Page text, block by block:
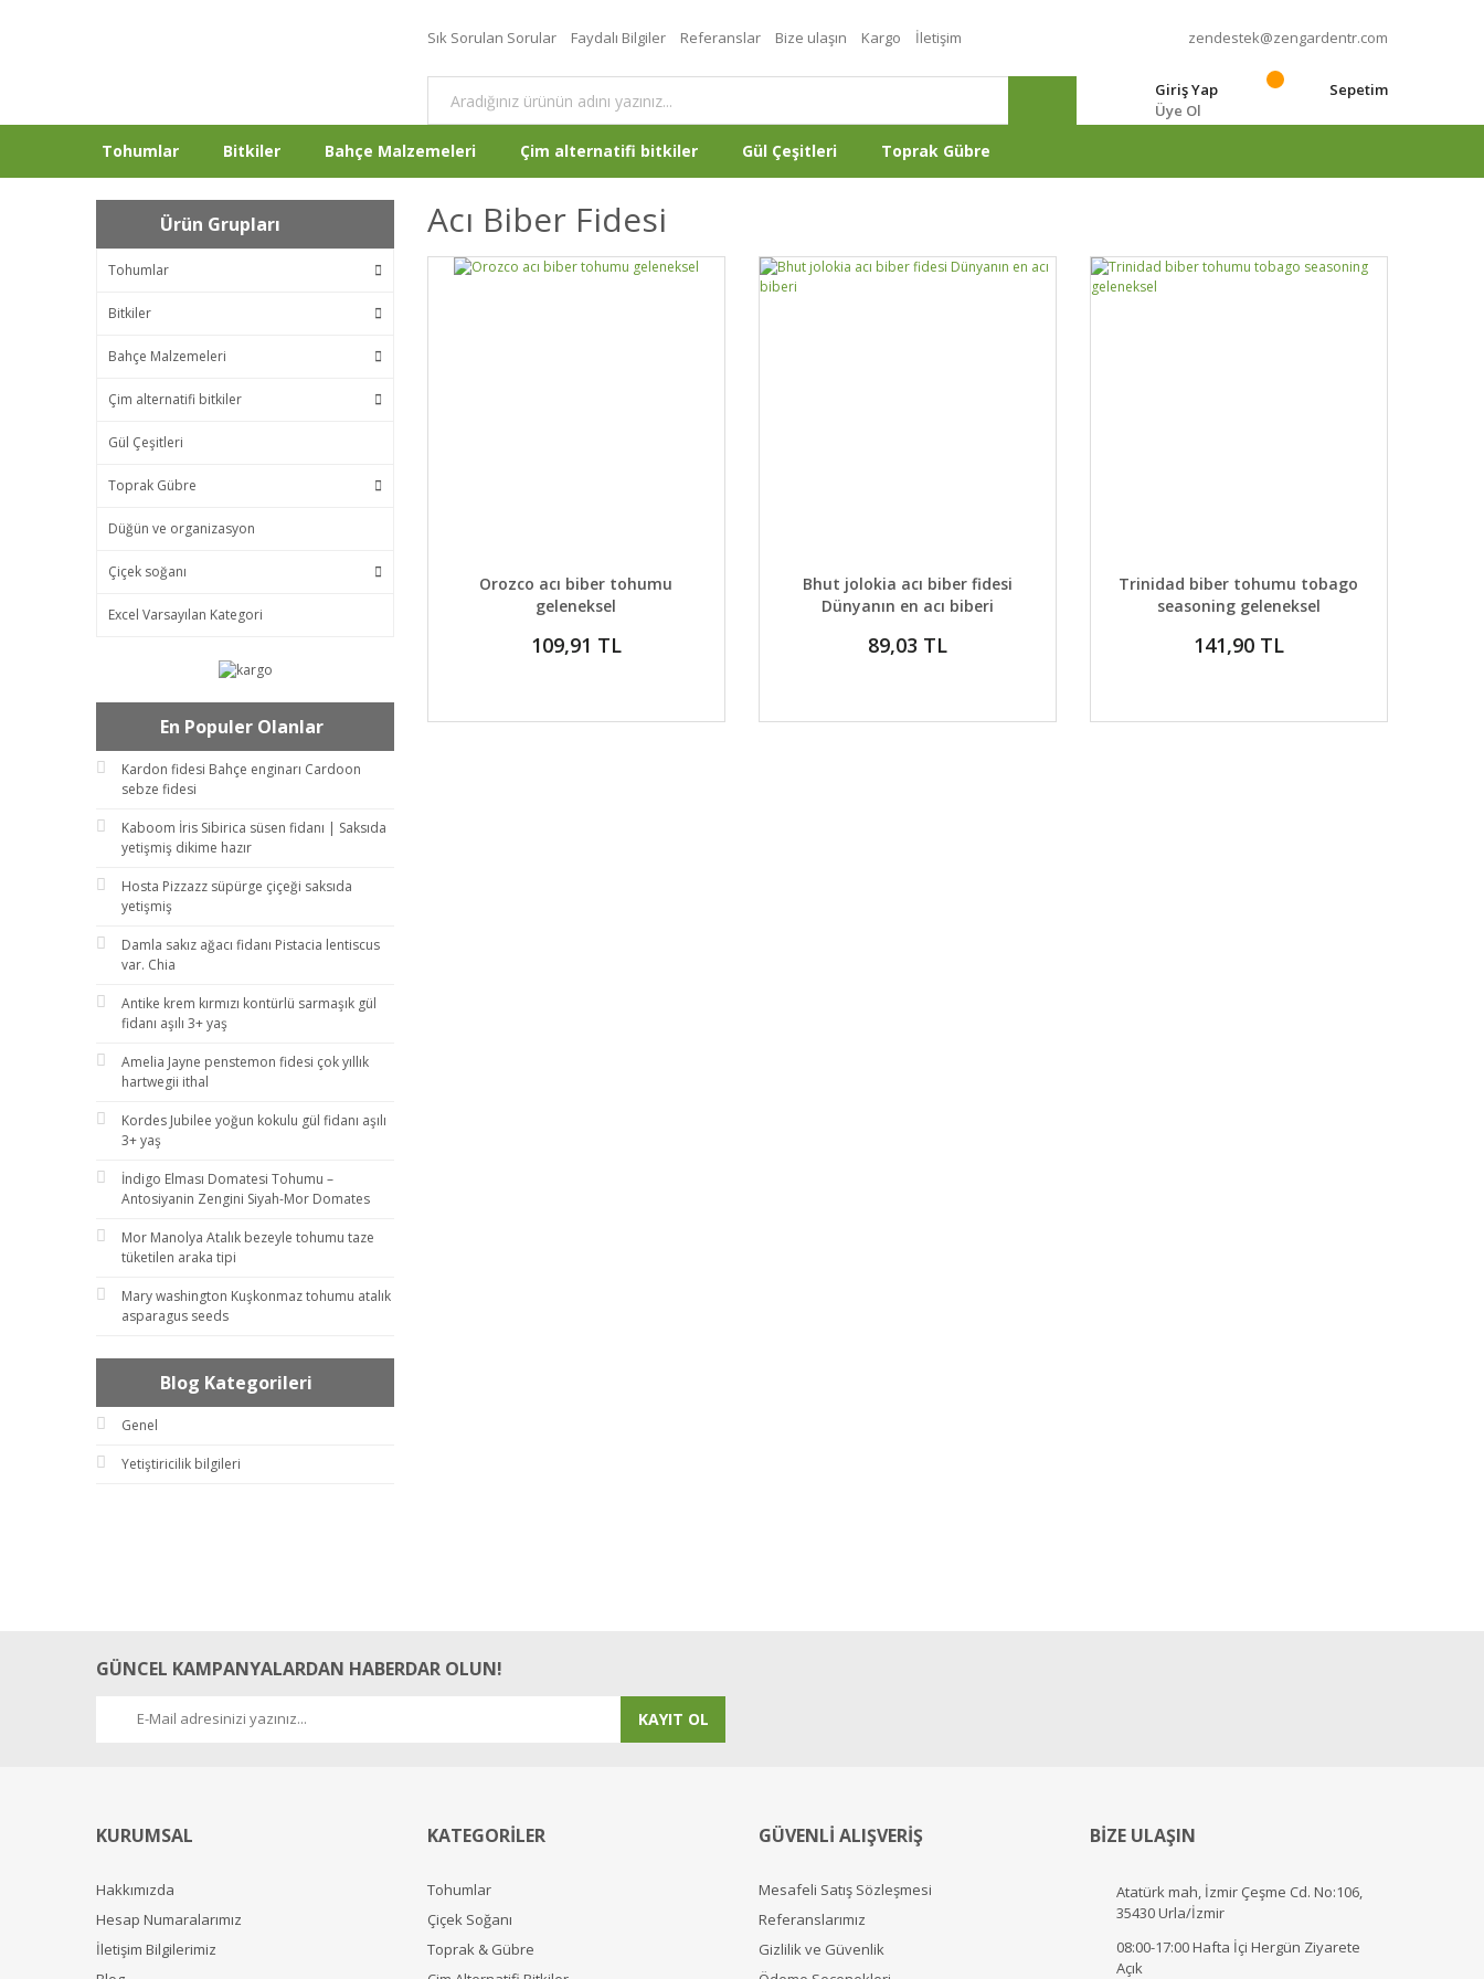
Sık Sorulan Sorular Faydalı Bilgiler Referanslar Bize ulaşın Kargo İletişim zendestek@zengardentr.com
Giriş Yap
Üye Ol
Sepetim
Tohumlar Bitkiler Bahçe Malzemeleri Çim alternatifi bitkiler Gül Çeşitleri Toprak Gübre
Ürün Grupları
Tohumlar
Bitkiler
Bahçe Malzemeleri
Çim alternatifi bitkiler
Gül Çeşitleri
Toprak Gübre
Düğün ve organizasyon
Çiçek soğanı
Excel Varsayılan Kategori
En Populer Olanlar
Kardon fidesi Bahçe enginarı Cardoon
sebze fidesi
Kaboom İris Sibirica süsen fidanı | Saksıda
yetişmiş dikime hazır
Hosta Pizzazz süpürge çiçeği saksıda
yetişmiş
Damla sakız ağacı fidanı Pistacia lentiscus
var. Chia
Antike krem kırmızı kontürlü sarmaşık gül
fidanı aşılı 3+ yaş
Amelia Jayne penstemon fidesi çok yıllık
hartwegii ithal
Kordes Jubilee yoğun kokulu gül fidanı aşılı
3+ yaş
İndigo Elması Domatesi Tohumu –
Antosiyanin Zengini Siyah-Mor Domates
Mor Manolya Atalık bezeyle tohumu taze
tüketilen araka tipi
Mary washington Kuşkonmaz tohumu atalık
asparagus seeds
Blog Kategorileri
Genel
Yetiştiricilik bilgileri
Acı Biber Fidesi
DETAYLAR SEPETE EKLE
Orozco acı biber tohumu
geleneksel
109,91 TL
DETAYLAR GELİNCE HABER VER
Bhut jolokia acı biber fidesi
Dünyanın en acı biberi
89,03 TL
DETAYLAR GELİNCE HABER VER
Trinidad biber tohumu tobago
seasoning geleneksel
141,90 TL
GÜNCEL KAMPANYALARDAN HABERDAR OLUN!
KAYIT OL
KURUMSAL
Hakkımızda
Hesap Numaralarımız
İletişim Bilgilerimiz
KATEGORİLER
Tohumlar
Çiçek Soğanı
Toprak & Gübre
GÜVENLİ ALIŞVERİŞ
Mesafeli Satış Sözleşmesi
Referanslarımız
Gizlilik ve Güvenlik
BİZE ULAŞIN
Atatürk mah, İzmir Çeşme Cd. No:106,
35430 Urla/İzmir
08:00-17:00 Hafta İçi Hergün Ziyarete
Açık